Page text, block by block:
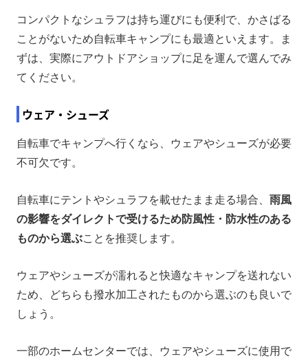
コンパクトなシュラフは持ち運びにも便利で、かさばる
ことがないため自転車キャンプにも最適といえます。ま
ずは、実際にアウトドアショップに足を運んで選んでみ
てください。
ウェア・シューズ
自転車でキャンプへ行くなら、ウェアやシューズが必要
不可欠です。
自転車にテントやシュラフを載せたまま走る場合、 雨風
の影響をダイレクトで受けるため防風性・防水性のある
ものから選ぶことを推奨します。
ウェアやシューズが濡れると快適なキャンプを送れない
ため、どちらも撥水加工されたものから選ぶのも良いで
しょう。
一部のホームセンターでは、ウェアやシューズに使用で